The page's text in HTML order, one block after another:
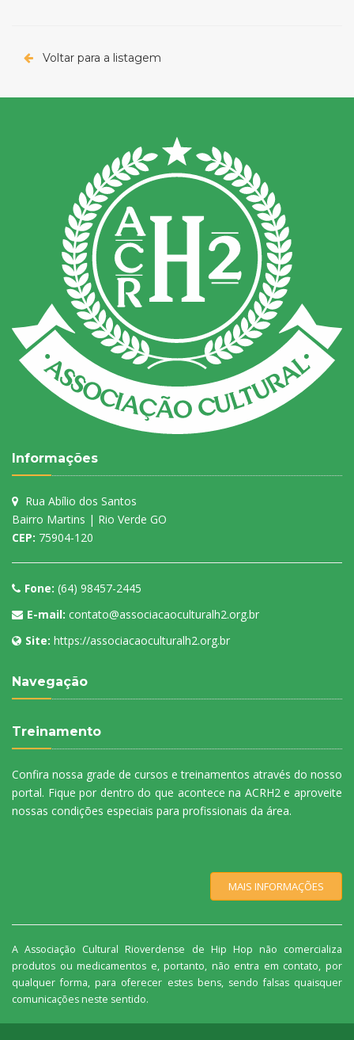
Voltar para a listagem
Informações
Rua Abílio dos Santos
Bairro Martins | Rio Verde GO
CEP: 75904-120
Fone: (64) 98457-2445
E-mail: contato@associacaoculturalh2.org.br
Site: https://associacaoculturalh2.org.br
Navegação
Treinamento
Confira nossa grade de cursos e treinamentos através do nosso
portal. Fique por dentro do que acontece na ACRH2 e aproveite
nossas condições especiais para profissionais da área.
MAIS INFORMAÇÕES
A Associação Cultural Rioverdense de Hip Hop não comercializa
produtos ou medicamentos e, portanto, não entra em contato, por
qualquer forma, para oferecer estes bens, sendo falsas quaisquer
comunicações neste sentido.